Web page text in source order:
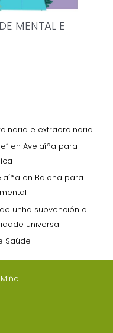
MENTAL E
e extraordinaria
en Avelaíña para
en Baiona para
unha subvención a
universal
Saúde